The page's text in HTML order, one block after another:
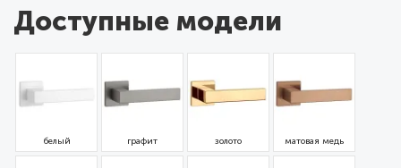
Доступные модели
белый графит золото матовая медь